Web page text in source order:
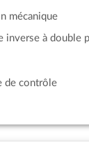
mécanique
inverse à double
de contrôle